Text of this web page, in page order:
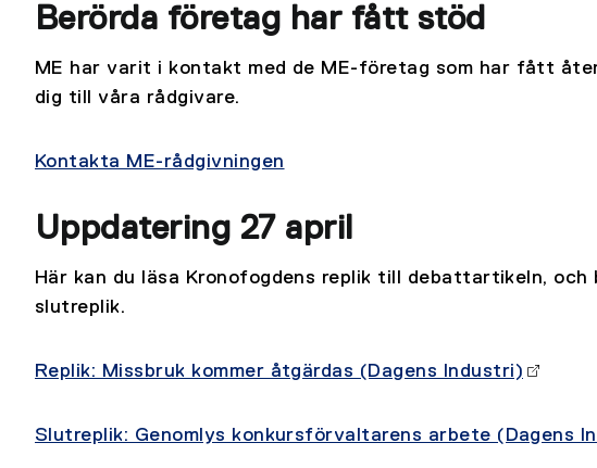
Berörda företag har fått stöd
ME har varit i kontakt med de ME-företag som har fått
dig till våra rådgivare.
Kontakta ME-rådgivningen
Uppdatering 27 april
Här kan du läsa Kronofogdens replik till debattartikeln,
slutreplik.
Replik: Missbruk kommer åtgärdas (Dagens Industri)
Slutreplik: Genomlys konkursförvaltarens arbete (Dagens